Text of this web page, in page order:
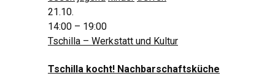
21.10.
14:00 – 19:00
Tschilla – Werkstatt und Kultur
Tschilla kocht! Nachbarschaftsküche